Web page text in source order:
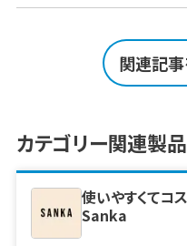
め、業務効率化を一緒に実
や選び方のポイント、人気製
業務の効率化やミスの防止
を強化したい方はぜひご覧
ジで理解！販売管理システ
ムの需要が高まっている理
理システムを導入するメリッ
[&hellip;]
関連記事
カテゴリー関連製品
使いやすくてコ
Sanka